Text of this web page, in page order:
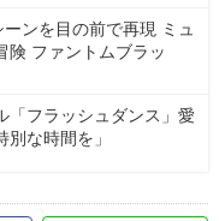
ンを目の前で再現 ミュ
険 ファントムブラッ
「フラッシュダンス」愛
な時間を」